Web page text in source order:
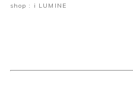
shop : i LUMINE